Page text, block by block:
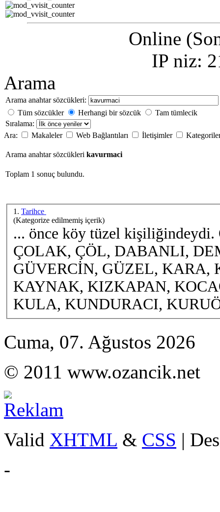
Online
IP niz:
Arama
Arama anahtar sözcükleri:
Tüm sözcükler
Herhangi bir sözcük
Tam tümlecik
Sıralama:
Ara:
Makaleler Web Bağlantıları İletişimler
Arama anahtar sözcükleri kavurmaci
Toplam 1 sonuç bulundu.
1. Tarihce
(Kategorize edilmemiş içerik)
... önce köy tüzel kişiliğindeydi.
ÇOLAK, ÇÖL, DABANLI,
GÜVERCİN, GÜZEL, KARA,
KAYNAK, KIZKAPAN,
KULA, KUNDURACI,
Cuma, 07. Ağustos 2026
© 2011 www.ozancik.net
Valid XHTML & CSS |
-